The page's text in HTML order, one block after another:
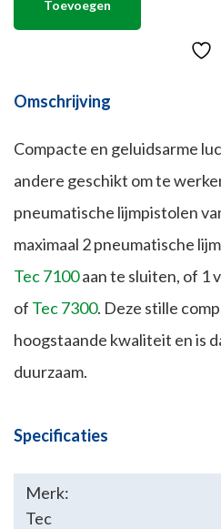
Toevoegen
Omschrijving
Compacte en geluidsarme
andere geschikt om te
pneumatische lijmpistolen
maximaal 2 pneumatische
Tec 7100aan te sluiten, of 1
of Tec 7300. Deze stille
hoogstaande kwaliteit en is
duurzaam.
Specificaties
Merk:
Tec